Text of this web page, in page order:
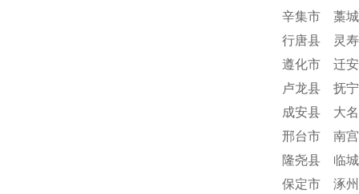
辛集市 藁
行唐县 灵
遵化市 迁
卢龙县 抚
成安县 大
邢台市 南
隆尧县 临
保定市 涿